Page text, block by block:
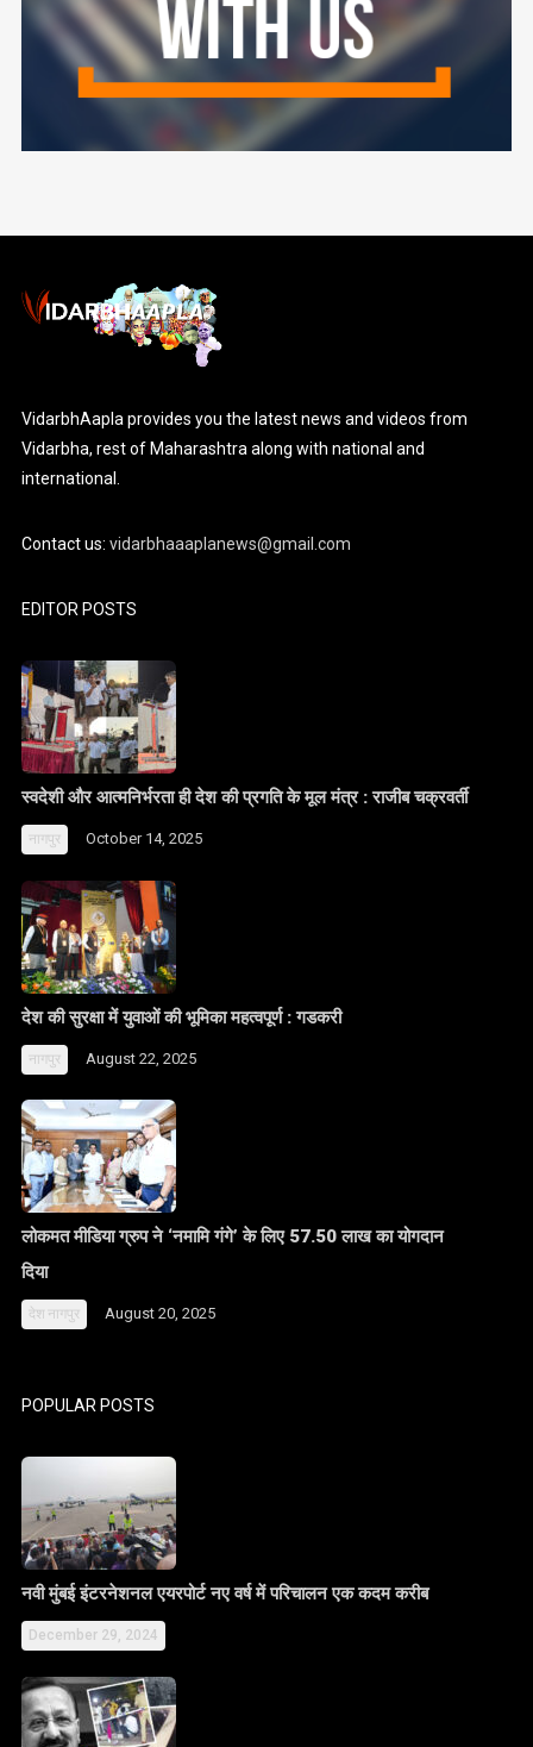
VidarbhAapla provides you the latest news and videos from
Vidarbha, rest of Maharashtra along with national and
international.
Contact us:vidarbhaaaplanews@gmail.com
EDITOR POSTS
स्वदेशी और आत्मनिर्भरता ही देश की प्रगति के मूल मंत्र : राजीब चक्रवर्ती
नागपुर October 14, 2025
देश की सुरक्षा में युवाओं की भूमिका महत्वपूर्ण : गडकरी
नागपुर August 22, 2025
लोकमत मीडिया ग्रुप ने ‘नमामि गंगे’ के लिए 57.50 लाख का योगदान
दिया
देश नागपुर August 20, 2025
POPULAR POSTS
नवी मुंबई इंटरनेशनल एयरपोर्ट नए वर्ष में परिचालन एक कदम करीब
December 29, 2024